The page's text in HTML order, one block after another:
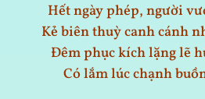
Hết ngày phép, người
Kẻ biên thuỳ canh cánh
Đêm phục kích lặng lẽ
Có lắm lúc chạnh